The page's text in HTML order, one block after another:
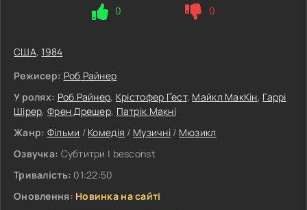
0 0
США,1984
Режисер: Роб Райнер
У ролях: Роб Райнер, Крістофер Ґест, Майкл МакКін, Гаррі
Шірер, Френ Дрешер, Патрік Макні
Жанр: Фільми / Комедія / Музичні / Мюзикл
Озвучка: Субтитри | besconst
Тривалість: 01:22:50
Оновлення: Новинка на сайті